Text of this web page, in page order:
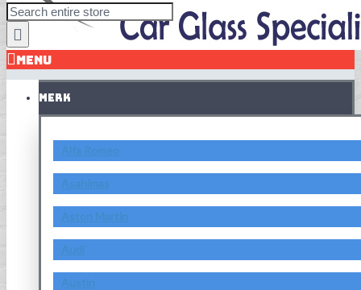
MENU
MERK
Alfa Romeo
Asahimas
Aston Martin
Audi
Austin